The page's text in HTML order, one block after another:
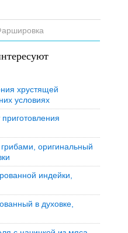
хрустящей
условиях
оригинальный
индейки,
в духовке,